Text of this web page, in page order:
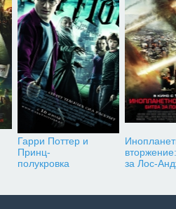
Гарри Поттер и
Принц-
полукровка
за Лос-